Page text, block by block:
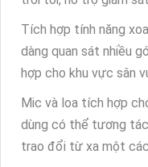
Tích hợp tính năng
dàng quan sát nhiều
hợp cho khu vực sân
Mic và loa tích hợp
dùng có thể tương
trao đổi từ xa một